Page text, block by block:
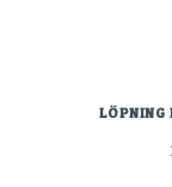
LÖPNING